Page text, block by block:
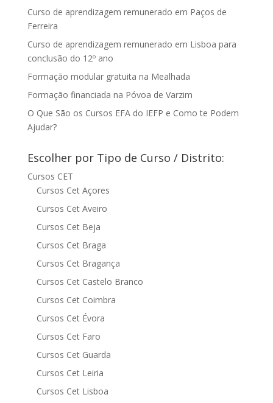
Curso de aprendizagem remunerado em Paços de
Ferreira
Curso de aprendizagem remunerado em Lisboa para
conclusão do 12º ano
Formação modular gratuita na Mealhada
Formação financiada na Póvoa de Varzim
O Que São os Cursos EFA do IEFP e Como te Podem
Ajudar?
Escolher por Tipo de Curso / Distrito:
Cursos CET
Cursos Cet Açores
Cursos Cet Aveiro
Cursos Cet Beja
Cursos Cet Braga
Cursos Cet Bragança
Cursos Cet Castelo Branco
Cursos Cet Coimbra
Cursos Cet Évora
Cursos Cet Faro
Cursos Cet Guarda
Cursos Cet Leiria
Cursos Cet Lisboa